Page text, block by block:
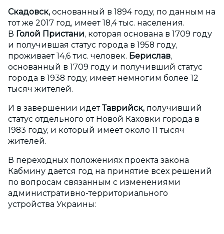
Скадовск, основанный в 1894 году, по данным на
тот же 2017 год, имеет 18,4 тыс. населения.
В Голой Пристани, которая основана в 1709 году
и получившая статус города в 1958 году,
проживает 14,6 тис. человек. Берислав,
основанный в 1709 году и получивший статус
города в 1938 году, имеет немногим более 12
тысяч жителей.
И в завершении идетТаврийск, получивший
статус отдельного от Новой Каховки города в
1983 году, и который имеет около 11 тысяч
жителей.
В переходных положениях проекта закона
Кабмину дается год на принятие всех решений
по вопросам связанным с изменениями
административно-территориального
устройства Украины: